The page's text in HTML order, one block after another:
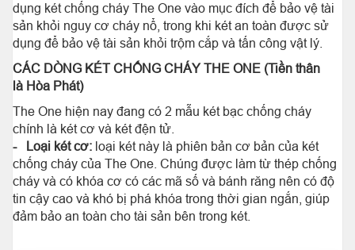
dụng két chống cháy The One vào mục đích để bảo vệ tài
sản khỏi nguy cơ cháy nổ, trong khi két an toàn được sử
dụng để bảo vệ tài sản khỏi trộm cắp và tấn công vật lý.
CÁC DÒNG KÉT CHỐNG CHÁY THE ONE (Tiền thân
là Hòa Phát)
The One hiện nay đang có 2 mẫu két bạc chống cháy
chính là két cơ và két đện tử.
- Loại két cơ: loại két này là phiên bản cơ bản của két
chống cháy của The One. Chúng được làm từ thép chống
cháy và có khóa cơ có các mã số và bánh răng nên có độ
tin cậy cao và khó bị phá khóa trong thời gian ngắn, giúp
đảm bảo an toàn cho tài sản bên trong két.